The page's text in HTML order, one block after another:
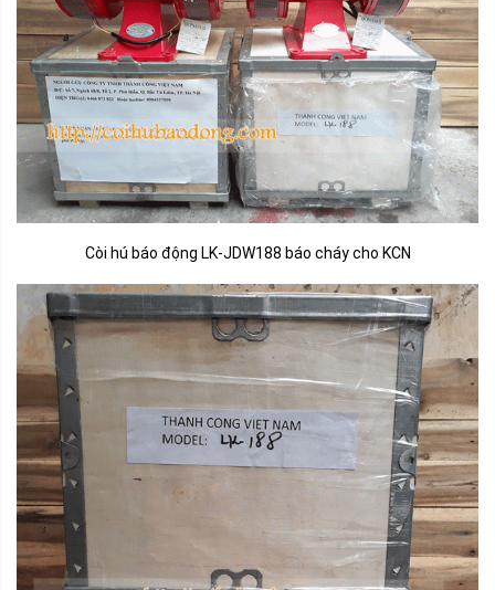
Còi hú báo động LK-JDW188 báo cháy cho KCN